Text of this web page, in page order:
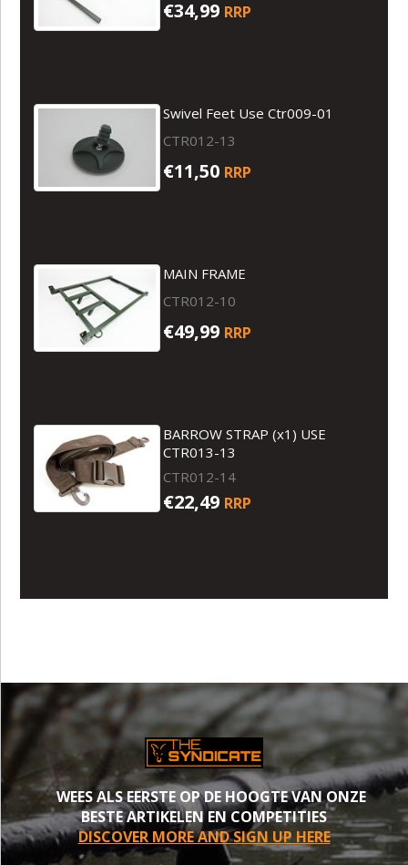
€34,99 RRP
Swivel Feet Use Ctr009-01
CTR012-13
€11,50 RRP
MAIN FRAME
CTR012-10
€49,99 RRP
BARROW STRAP (x1) USE
CTR013-13
CTR012-14
€22,49 RRP
WEES ALS EERSTE OP DE HOOGTE VAN ONZE
BESTE ARTIKELEN EN COMPETITIES
DISCOVER MORE AND SIGN UP HERE